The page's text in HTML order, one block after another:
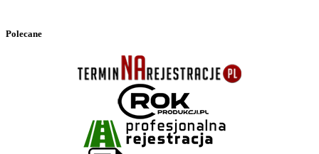
Polecane